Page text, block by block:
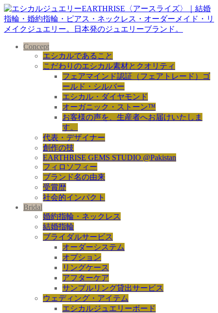
Concept
エシカルであること
こだわりのエシカル素材とクオリティ
フェアマインド認証（フェアトレード）ゴ
ールド・シルバー
エシカル・ダイヤモンド
オーガニック・ストーン™
お客様の声を、生産者へお届けいたしま
す。
代表・デザイナー
創作の技
EARTHRISE GEMS STUDIO @Pakistan
フィロソフィー
ブランド名の由来
受賞歴
社会的インパクト
Bridal
婚約指輪・ネックレス
結婚指輪
ブライダルサービス
オーダーシステム
オプション
リングケース
アフターケア
サンプルリング貸出サービス
ウェディング・アイテム
エシカルジュエリーボード